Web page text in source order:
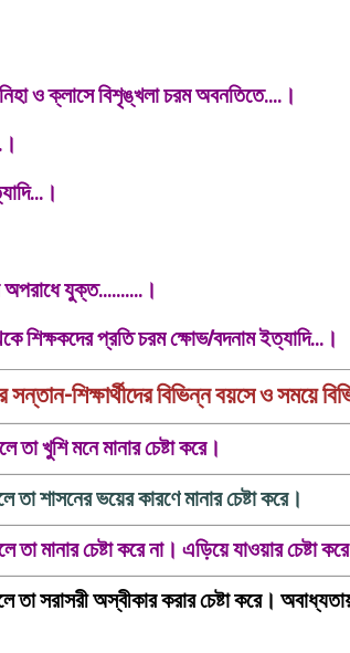
ও ক্লাসে বিশৃঙ্খলা চরম অবনতিতে....।
অপরাধে যুক্ত..........।
শিক্ষকদের প্রতি চরম ক্ষোভ/বদনাম ইত্যাদি...।
সন্তান-শিক্ষার্থীদের বিভিন্ন বয়সে ও সময়ে
খুশি মনে মানার চেষ্টা করে।
শাসনের ভয়ের কারণে মানার চেষ্টা করে।
তা মানার চেষ্টা করে না। এড়িয়ে যাওয়ার চেষ্টা
তা সরাসরী অস্বীকার করার চেষ্টা করে।